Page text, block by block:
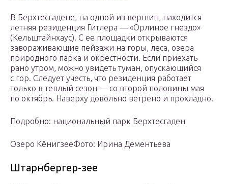
В Берхтесгадене, на одной из вершин, находится
летняя резиденция Гитлера — «Орлиное гнездо»
(Кельштайнхаус). С ее площадки открываются
завораживающие пейзажи на горы, леса, озера
природного парка и окрестности. Если приехать
рано утром, можно увидеть туман, опускающийся
с гор. Следует учесть, что резиденция работает
только в теплый сезон — со второй половины мая
по октябрь. Наверху довольно ветрено и прохладно.
Подробно: национальный парк Берхтесгаден
Озеро КёнигзееФото: Ирина Дементьева
Штарнбергер-зее